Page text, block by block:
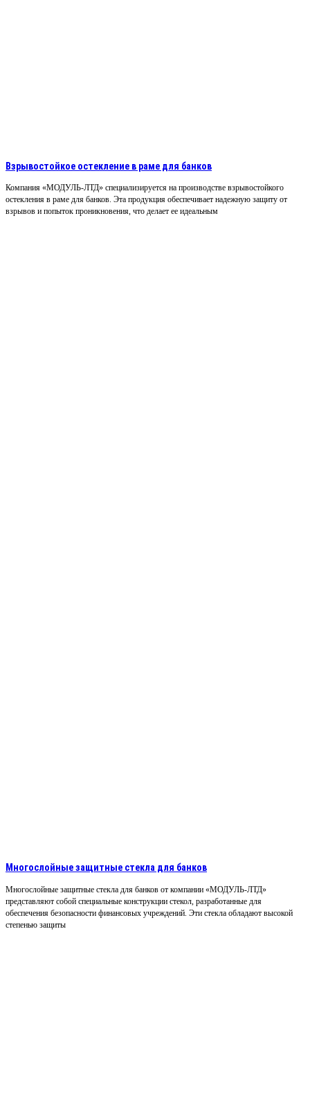
Взрывостойкое остекление в раме для банков
Компания «МОДУЛЬ-ЛТД» специализируется на производстве взрывостойкого
остекления в раме для банков. Эта продукция обеспечивает надежную защиту от
взрывов и попыток проникновения, что делает ее идеальным
Многослойные защитные стекла для банков
Многослойные защитные стекла для банков от компании «МОДУЛЬ-ЛТД»
представляют собой специальные конструкции стекол, разработанные для
обеспечения безопасности финансовых учреждений. Эти стекла обладают высокой
степенью защиты